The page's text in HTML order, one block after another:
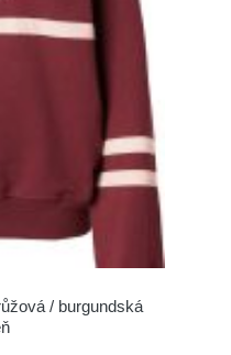
/ burgundská